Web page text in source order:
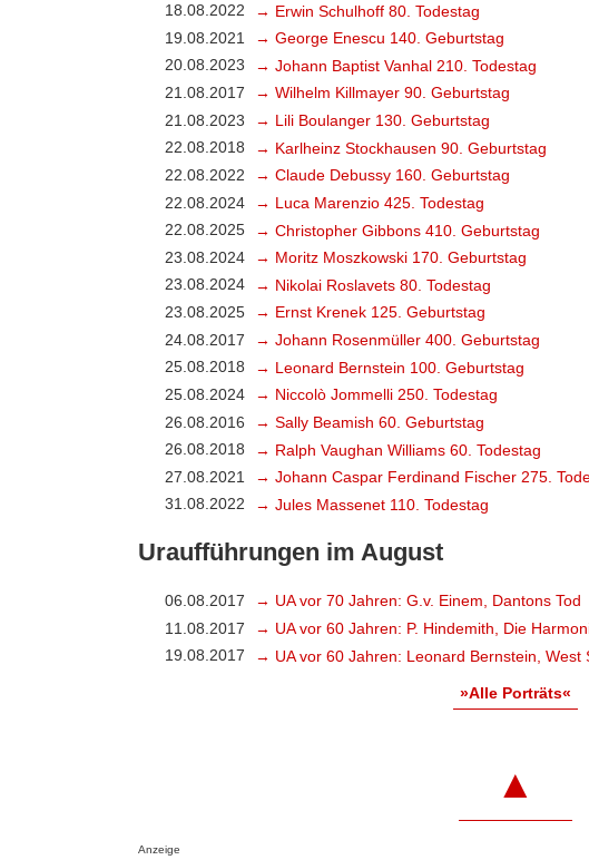
18.08.2022
→ Erwin Schulhoff 80. Todestag
19.08.2021
→ George Enescu 140. Geburtstag
20.08.2023
→ Johann Baptist Vanhal 210. Todestag
21.08.2017
→ Wilhelm Killmayer 90. Geburtstag
21.08.2023
→ Lili Boulanger 130. Geburtstag
22.08.2018
→ Karlheinz Stockhausen 90. Geburtstag
22.08.2022
→ Claude Debussy 160. Geburtstag
22.08.2024
→ Luca Marenzio 425. Todestag
22.08.2025
→ Christopher Gibbons 410. Geburtstag
23.08.2024
→ Moritz Moszkowski 170. Geburtstag
23.08.2024
→ Nikolai Roslavets 80. Todestag
23.08.2025
→ Ernst Krenek 125. Geburtstag
24.08.2017
→ Johann Rosenmüller 400. Geburtstag
25.08.2018
→ Leonard Bernstein 100. Geburtstag
25.08.2024
→ Niccolò Jommelli 250. Todestag
26.08.2016
→ Sally Beamish 60. Geburtstag
26.08.2018
→ Ralph Vaughan Williams 60. Todestag
27.08.2021
→ Johann Caspar Ferdinand Fischer 275.
31.08.2022
→ Jules Massenet 110. Todestag
Uraufführungen im August
06.08.2017
→ UA vor 70 Jahren: G.v. Einem, Dantons Tod
11.08.2017
→ UA vor 60 Jahren: P. Hindemith, Die
19.08.2017
→ UA vor 60 Jahren: Leonard Bernstein, West
»Alle Porträts«
▲
Anzeige